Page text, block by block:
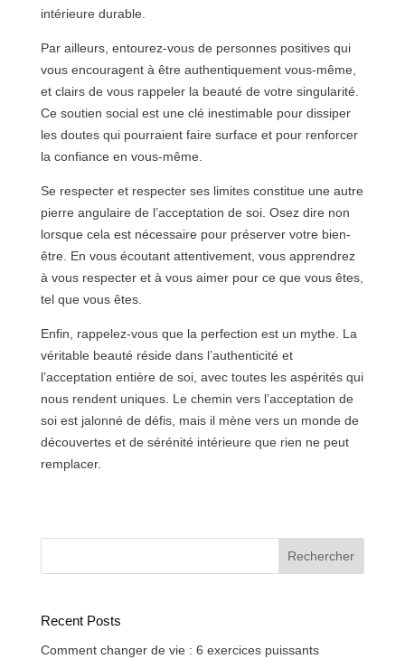
intérieure durable.
Par ailleurs, entourez-vous de personnes positives qui
vous encouragent à être authentiquement vous-même,
et clairs de vous rappeler la beauté de votre singularité.
Ce soutien social est une clé inestimable pour dissiper
les doutes qui pourraient faire surface et pour renforcer
la confiance en vous-même.
Se respecter et respecter ses limites constitue une autre
pierre angulaire de l’acceptation de soi. Osez dire non
lorsque cela est nécessaire pour préserver votre bien-
être. En vous écoutant attentivement, vous apprendrez
à vous respecter et à vous aimer pour ce que vous êtes,
tel que vous êtes.
Enfin, rappelez-vous que la perfection est un mythe. La
véritable beauté réside dans l’authenticité et
l’acceptation entière de soi, avec toutes les aspérités qui
nous rendent uniques. Le chemin vers l’acceptation de
soi est jalonné de défis, mais il mène vers un monde de
découvertes et de sérénité intérieure que rien ne peut
remplacer.
Rechercher
Recent Posts
Comment changer de vie : 6 exercices puissants